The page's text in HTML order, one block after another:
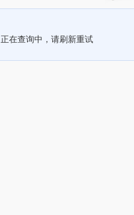
正在查询中，请刷新重试